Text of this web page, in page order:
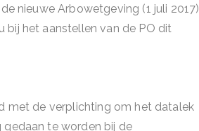
nieuwe Arbowetgeving (1 juli 2017)
bij het aanstellen van de PO dit
met de verplichting om het datalek
te worden bij de